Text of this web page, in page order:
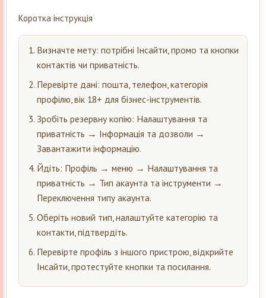
Коротка інструкція
Визначте мету: потрібні Інсайти, промо та кнопки
контактів чи приватність.
Перевірте дані: пошта, телефон, категорія
профілю, вік 18+ для бізнес-інструментів.
Зробіть резервну копію: Налаштування та
приватність → Інформація та дозволи →
Завантажити інформацію.
Йдіть: Профіль → меню → Налаштування та
приватність → Тип акаунта та інструменти →
Переключення типу акаунта.
Оберіть новий тип, налаштуйте категорію та
контакти, підтвердіть.
Перевірте профіль з іншого пристрою, відкрийте
Інсайти, протестуйте кнопки та посилання.